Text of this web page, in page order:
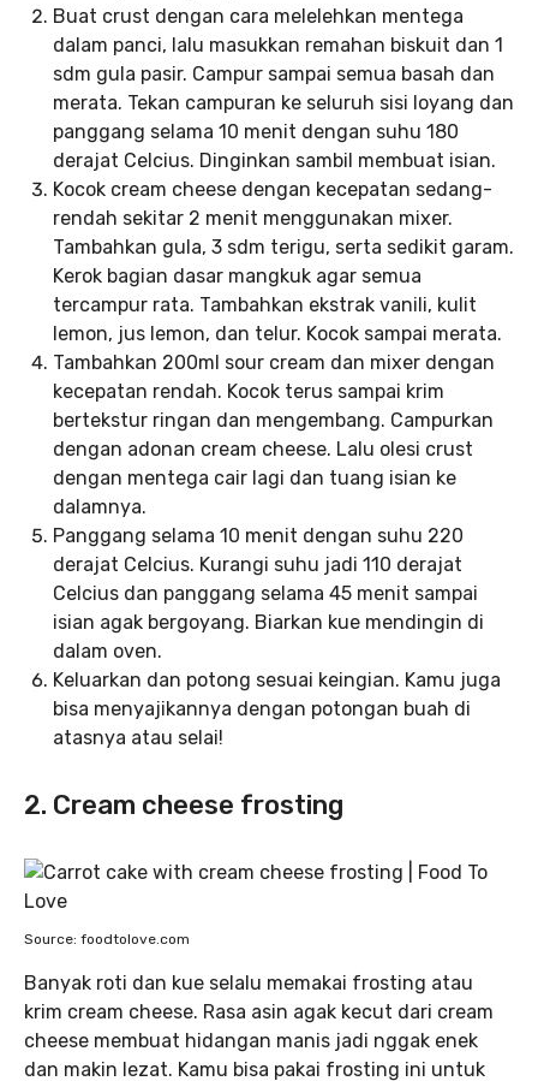
Buat crust dengan cara melelehkan mentega
dalam panci, lalu masukkan remahan biskuit dan 1
sdm gula pasir. Campur sampai semua basah dan
merata. Tekan campuran ke seluruh sisi loyang dan
panggang selama 10 menit dengan suhu 180
derajat Celcius. Dinginkan sambil membuat isian.
Kocok cream cheese dengan kecepatan sedang-
rendah sekitar 2 menit menggunakan mixer.
Tambahkan gula, 3 sdm terigu, serta sedikit garam.
Kerok bagian dasar mangkuk agar semua
tercampur rata. Tambahkan ekstrak vanili, kulit
lemon, jus lemon, dan telur. Kocok sampai merata.
Tambahkan 200ml sour cream dan mixer dengan
kecepatan rendah. Kocok terus sampai krim
bertekstur ringan dan mengembang. Campurkan
dengan adonan cream cheese. Lalu olesi crust
dengan mentega cair lagi dan tuang isian ke
dalamnya.
Panggang selama 10 menit dengan suhu 220
derajat Celcius. Kurangi suhu jadi 110 derajat
Celcius dan panggang selama 45 menit sampai
isian agak bergoyang. Biarkan kue mendingin di
dalam oven.
Keluarkan dan potong sesuai keingian. Kamu juga
bisa menyajikannya dengan potongan buah di
atasnya atau selai!
2. Cream cheese frosting
Source: foodtolove.com
Banyak roti dan kue selalu memakai frosting atau
krim cream cheese. Rasa asin agak kecut dari cream
cheese membuat hidangan manis jadi nggak enek
dan makin lezat. Kamu bisa pakai frosting ini untuk